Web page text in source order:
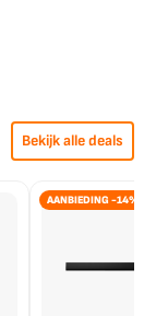
Bekijk alle deals
AANBIEDING -14%